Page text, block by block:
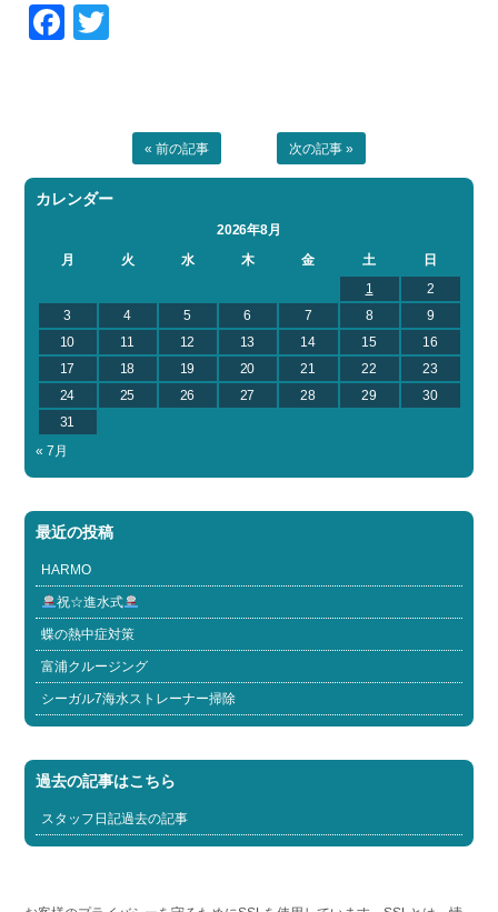
Facebook
« 前の記事 次の記事 »
カレンダー
2026年8月
月
火 水 木 金 土
日
1
2
3
4 5 6 7 8
9
10
11 12 13 14 15
16
17
18 19 20 21 22
23
24
25 26 27 28 29
30
31
« 7月
最近の投稿
HARMO
祝☆進水式
蝶の熱中症対策
富浦クルージング
シーガル7海水ストレーナー掃除
過去の記事はこちら
スタッフ日記過去の記事